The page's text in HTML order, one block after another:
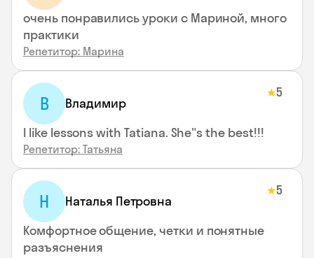
очень понравились уроки с Мариной, много
практики
Репетитор: Марина
В Владимир
★5
I like lessons with Tatiana. She"s the best!!!
Репетитор: Татьяна
Н Наталья Петровна
★5
Комфортное общение, четки и понятные
разъяснения